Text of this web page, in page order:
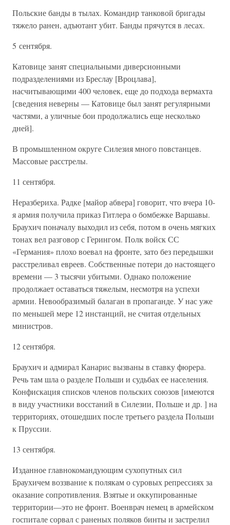
Польские банды в тылах. Командир танковой бригады
тяжело ранен, адъютант убит. Банды прячутся в лесах.
5 сентября.
Катовице занят специальными диверсионными
подразделениями из Бреслау [Вроцлава],
насчитывающими 400 человек, еще до подхода вермахта
[сведения неверны — Катовице был занят регулярными
частями, а уличные бои продолжались еще несколько
дней].
В промышленном округе Силезия много повстанцев.
Массовые расстрелы.
11 сентября.
Неразбериха. Радке [майор абвера] говорит, что вчера 10-
я армия получила приказ Гитлера о бомбежке Варшавы.
Браухич поначалу выходил из себя, потом в очень мягких
тонах вел разговор с Герингом. Полк войск СС
«Германия» плохо воевал на фронте, зато без передышки
расстреливал евреев. Собственные потери до настоящего
времени — 3 тысячи убитыми. Однако положение
продолжает оставаться тяжелым, несмотря на успехи
армии. Невообразимый балаган в пропаганде. У нас уже
по меньшей мере 12 инстанций, не считая отдельных
министров.
12 сентября.
Браухич и адмирал Канарис вызваны в ставку фюрера.
Речь там шла о разделе Польши и судьбах ее населения.
Конфискация списков членов польских союзов [имеются
в виду участники восстаний в Силезии, Польше и др. ] на
территориях, отошедших после третьего раздела Польши
к Пруссии.
13 сентября.
Изданное главнокомандующим сухопутных сил
Браухичем воззвание к полякам о суровых репрессиях за
оказание сопротивления. Взятые и оккупированные
территории—это не фронт. Военврач немец в армейском
госпитале сорвал с раненых поляков бинты и застрелил